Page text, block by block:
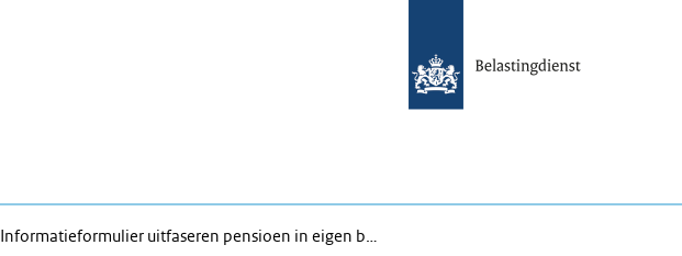
Informatieformulier uitfaseren pensioen in eigen b…